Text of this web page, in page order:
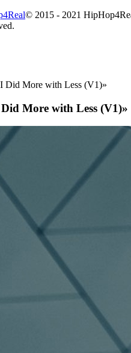
More with Less (V1)»
More with Less (V1)»
© 2015 - 2021